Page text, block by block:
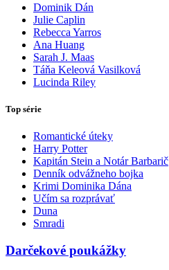
Dominik Dán
Julie Caplin
Rebecca Yarros
Ana Huang
Sarah J. Maas
Táňa Keleová Vasilková
Lucinda Riley
Top série
Romantické úteky
Harry Potter
Kapitán Stein a Notár Barbarič
Denník odvážneho bojka
Krimi Dominika Dána
Učím sa rozprávať
Duna
Smradi
Darčekové poukážky